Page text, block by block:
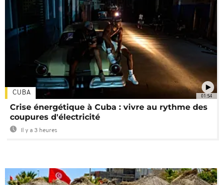
01:54
CUBA
Crise énergétique à Cuba : vivre au rythme des
coupures d'électricité
Il y a 3 heures